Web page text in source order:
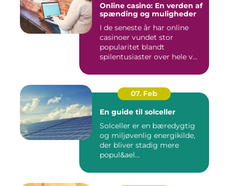
Online casino: En verden af
spænding og muligheder
I de seneste år har online
casinoer vundet stor
popularitet blandt
spilentusiaster over hele v...
07. Feb
En guide til solceller
Solceller er en bæredygtig
og miljøvenlig energikilde,
der bliver stadig mere
popul&ael...